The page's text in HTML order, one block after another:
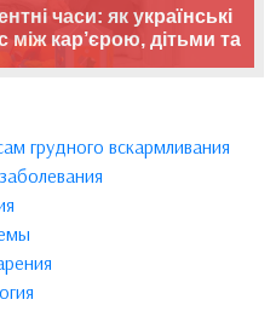
часи: як українські
кар’єрою, дітьми та
грудного вскармливания